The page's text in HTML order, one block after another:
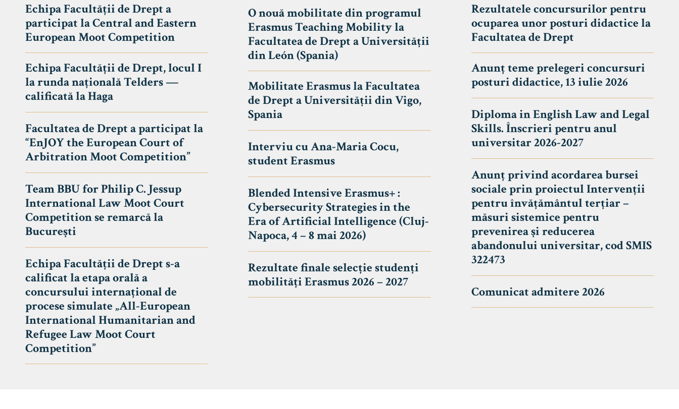
Echipa Facultății de Drept a
participat la Central and Eastern
European Moot Competition
Echipa Facultății de Drept, locul I
la runda națională Telders —
calificată la Haga
Facultatea de Drept a participat la
“EnJOY the European Court of
Arbitration Moot Competition”
Team BBU for Philip C. Jessup
International Law Moot Court
Competition se remarcă la
București
Echipa Facultății de Drept s-a
calificat la etapa orală a
concursului internațional de
procese simulate „All-European
International Humanitarian and
Refugee Law Moot Court
Competition”
O nouă mobilitate din programul
Erasmus Teaching Mobility la
Facultatea de Drept a Universității
din León (Spania)
Mobilitate Erasmus la Facultatea
de Drept a Universității din Vigo,
Spania
Interviu cu Ana-Maria Cocu,
student Erasmus
Blended Intensive Erasmus+ :
Cybersecurity Strategies in the
Era of Artificial Intelligence (Cluj-
Napoca, 4 – 8 mai 2026)
Rezultate finale selecție studenți
mobilități Erasmus 2026 – 2027
Rezultatele concursurilor pentru
ocuparea unor posturi didactice la
Facultatea de Drept
Anunț teme prelegeri concursuri
posturi didactice, 13 iulie 2026
Diploma in English Law and Legal
Skills. Înscrieri pentru anul
universitar 2026-2027
Anunț privind acordarea bursei
sociale prin proiectul Intervenții
pentru învățământul terțiar –
măsuri sistemice pentru
prevenirea și reducerea
abandonului universitar, cod SMIS
322473
Comunicat admitere 2026